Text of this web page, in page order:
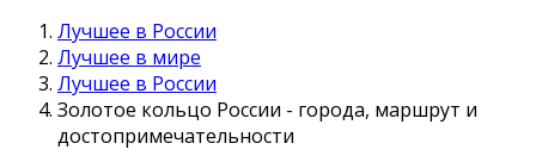
Лучшее в России
Лучшее в мире
Лучшее в России
Золотое кольцо России - города, маршрут и
достопримечательности